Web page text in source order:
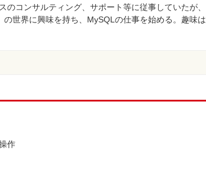
コンサルティング、サポート等に従事していたが、
世界に興味を持ち、MySQLの仕事を始める。趣味は
作